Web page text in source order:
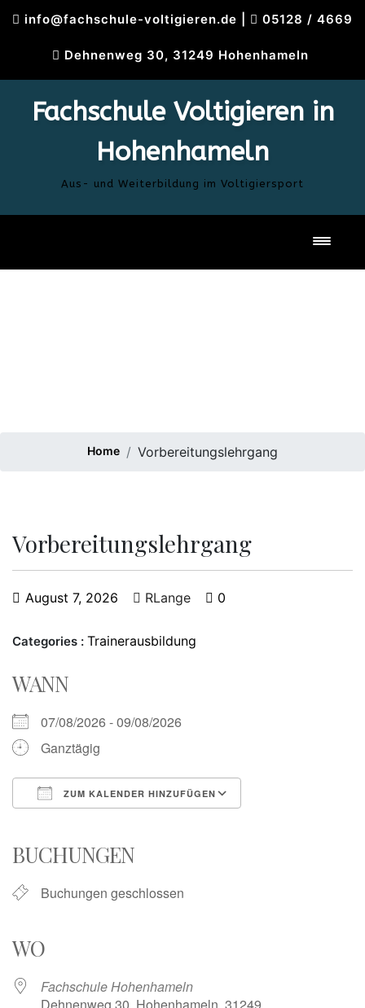
info@fachschule-voltigieren.de 05128 / 4669
Dehnenweg 30, 31249 Hohenhameln
Fachschule Voltigieren in
Hohenhameln
Aus- und Weiterbildung im Voltigiersport
Home Vorbereitungslehrgang
Vorbereitungslehrgang
August 7, 2026 RLange 0
Categories : Trainerausbildung
WANN
07/08/2026 - 09/08/2026
Ganztägig
ZUM KALENDER HINZUFÜGEN
BUCHUNGEN
Buchungen geschlossen
WO
Fachschule Hohenhameln
Dehnenweg 30, Hohenhameln, 31249